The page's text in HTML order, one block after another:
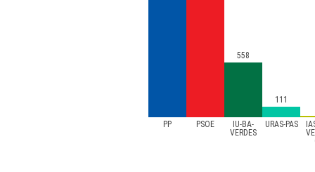
PP PSOE
IU-BA-
VERDES
URAS-PAS
558
111